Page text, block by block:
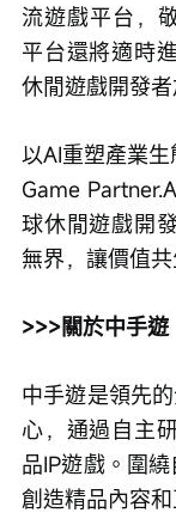
流遊戲平台，
平台還將適時
休閒遊戲開發
以AI重塑產業
Game
球休閒遊戲開
無界，讓價值共
>>>關於中手遊
中手遊是領先
心，通過自主
品IP遊戲。圍
創造精品內容